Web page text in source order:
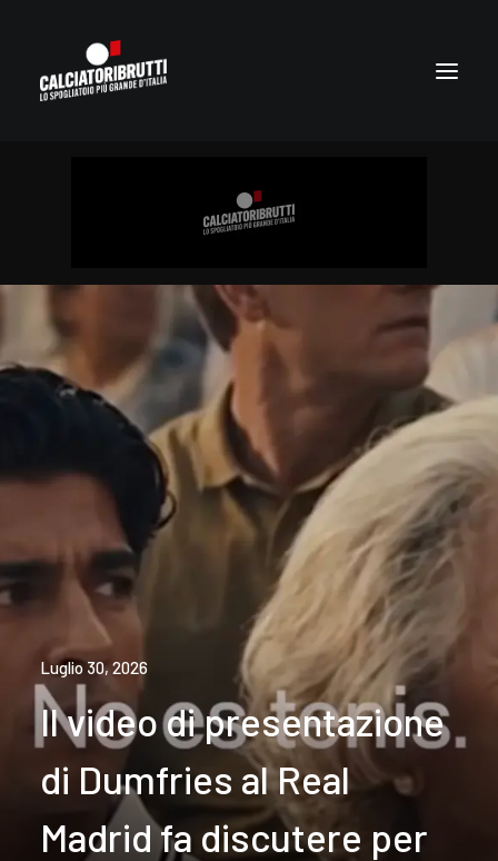
Luglio 30, 2026
Il video di presentazione
di Dumfries al Real
Madrid fa discutere per